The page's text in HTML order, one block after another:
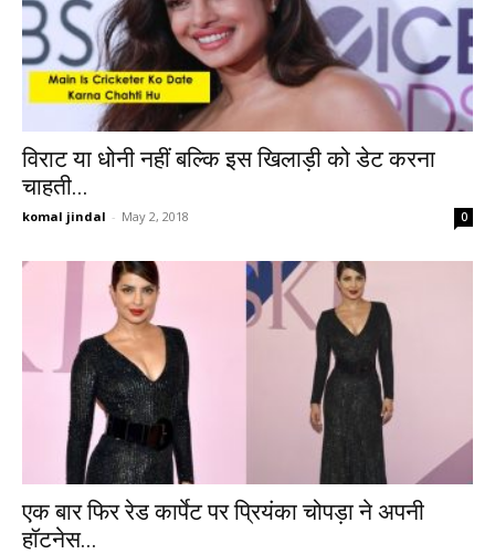
विराट या धोनी नहीं बल्कि इस खिलाड़ी को डेट करना
चाहती...
komal jindal - May 2, 2018 0
एक बार फिर रेड कार्पेट पर प्रियंका चोपड़ा ने अपनी
हॉटनेस...